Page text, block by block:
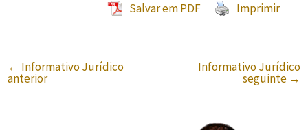
Salvar em PDF Imprimir
← Informativo Jurídico
anterior
Informativo Jurídico
seguinte →